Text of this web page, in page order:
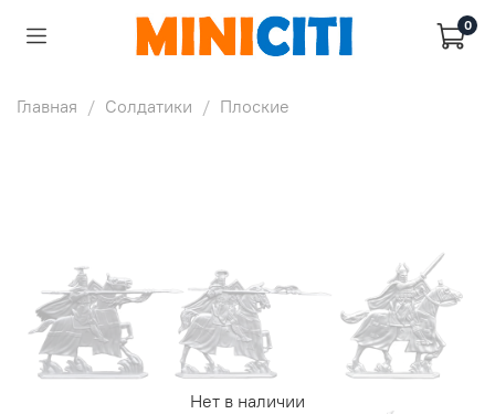
0
Главная Солдатики Плоские
Нет в наличии